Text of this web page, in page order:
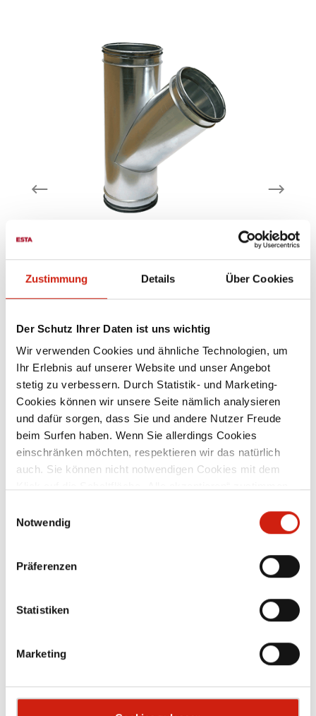
Zustimmung Details Über Cookies
Der Schutz Ihrer Daten ist uns wichtig
Wir verwenden Cookies und ähnliche Technologien, um
Ihr Erlebnis auf unserer Website und unser Angebot
stetig zu verbessern. Durch Statistik- und Marketing-
Cookies können wir unsere Seite nämlich analysieren
und dafür sorgen, dass Sie und andere Nutzer Freude
beim Surfen haben. Wenn Sie allerdings Cookies
einschränken möchten, respektieren wir das natürlich
auch. Sie können nicht notwendigen Cookies mit dem
alle Cookies auswählen.
Notwendig
Präferenzen
Statistiken
Marketing
mit Gummidichtung verzinktes
Stahlblech lieferbare Nennweiten: d1: 80
mm – 400 mm, d2: 63 mm – 300 mm –
weitere Nennweiten auf Anfrage
Ab59,60 €
Zubehör